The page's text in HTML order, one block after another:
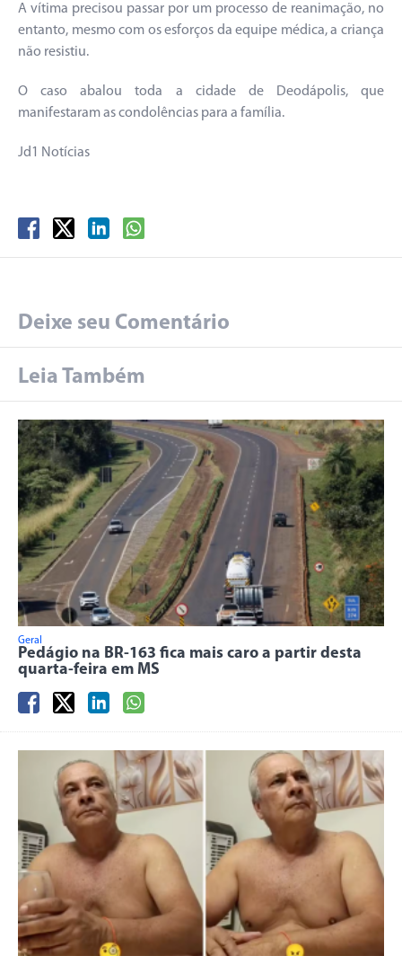
A vítima precisou passar por um processo de reanimação, no
entanto, mesmo com os esforços da equipe médica, a criança
não resistiu.
O caso abalou toda a cidade de Deodápolis, que
manifestaram as condolências para a família.
Jd1 Notícias
Deixe seu Comentário
Leia Também
Geral
Pedágio na BR-163 fica mais caro a partir desta
quarta-feira em MS